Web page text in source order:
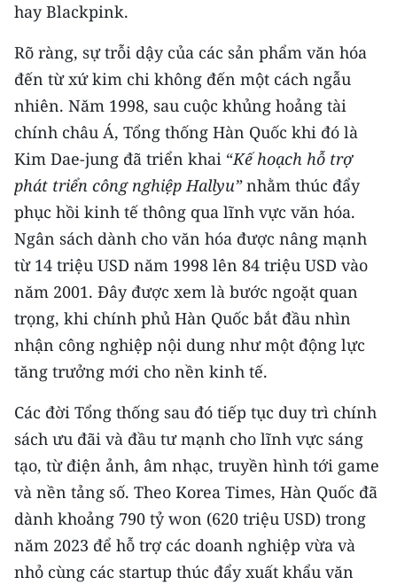
hay Blackpink.
Rõ ràng, sự trỗi dậy của các sản phẩm văn hóa
đến từ xứ kim chi không đến một cách ngẫu
nhiên. Năm 1998, sau cuộc khủng hoảng tài
chính châu Á, Tổng thống Hàn Quốc khi đó là
Kim Dae-jung đã triển khai “Kế hoạch hỗ trợ
phát triển công nghiệp Hallyu”nhằm thúc đẩy
phục hồi kinh tế thông qua lĩnh vực văn hóa.
Ngân sách dành cho văn hóa được nâng mạnh
từ 14 triệu USD năm 1998 lên 84 triệu USD vào
năm 2001. Đây được xem là bước ngoặt quan
trọng, khi chính phủ Hàn Quốc bắt đầu nhìn
nhận công nghiệp nội dung như một động lực
tăng trưởng mới cho nền kinh tế.
Các đời Tổng thống sau đó tiếp tục duy trì chính
sách ưu đãi và đầu tư mạnh cho lĩnh vực sáng
tạo, từ điện ảnh, âm nhạc, truyền hình tới game
và nền tảng số. Theo Korea Times, Hàn Quốc đã
dành khoảng 790 tỷ won (620 triệu USD) trong
năm 2023 để hỗ trợ các doanh nghiệp vừa và
nhỏ cùng các startup thúc đẩy xuất khẩu văn